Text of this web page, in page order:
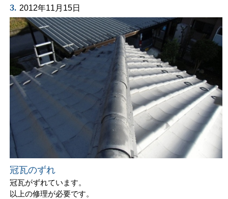
3. 2012年11月15日
冠瓦のずれ
冠瓦がずれています。
以上の修理が必要です。